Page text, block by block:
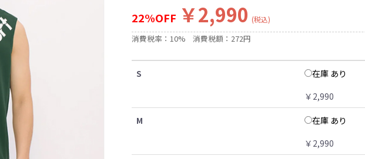
22%OFF ￥2,990 (税込)
消費税率：10% 消費税額：272円
S
在庫 あり
￥2,990
M
在庫 あり
￥2,990